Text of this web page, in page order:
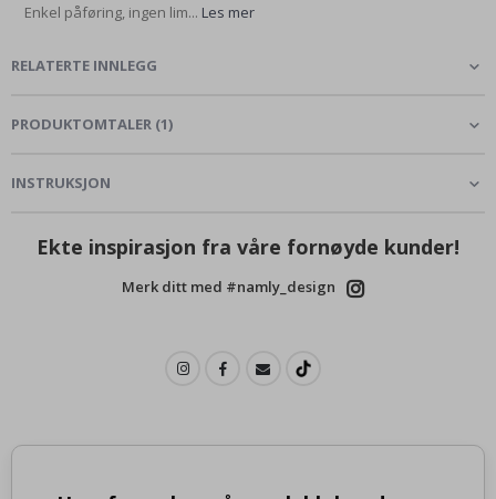
Enkel påføring, ingen lim... Les mer
RELATERTE INNLEGG
PRODUKTOMTALER (1)
INSTRUKSJON
Ekte inspirasjon fra våre fornøyde kunder!
Merk ditt med #namly_design